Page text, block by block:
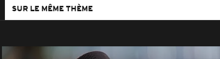
SUR LE MÊME THÈME